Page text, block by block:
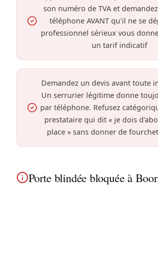
son numéro de TVA et
téléphone AVANT qu'il ne se
professionnel sérieux vous
un tarif indicatif
Demandez un devis avant toute
Un serrurier légitime donne
par téléphone. Refusez
prestataire qui dit « je dois
place » sans donner de
Porte blindée bloquée à